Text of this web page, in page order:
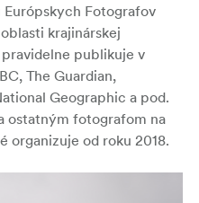
Fotografov
krajinárskej
publikuje v
The Guardian,
Geographic a pod.
ostatným fotografom na
organizuje od roku 2018.